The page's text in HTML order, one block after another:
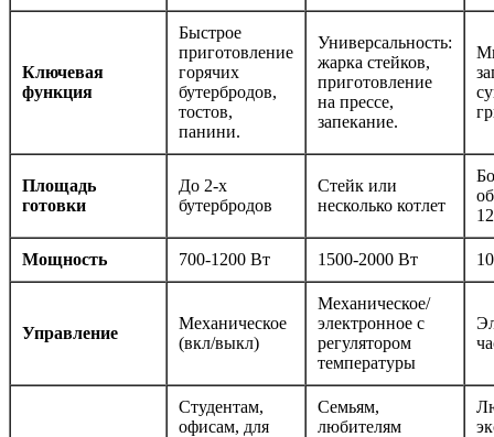
Ключевая
функция
Быстрое
приготовление
горячих
бутербродов,
тостов,
панини.
Универсальность:
жарка стейков,
приготовление
на прессе,
запекание.
Площадь
готовки
До 2-х
бутербродов
Стейк или
несколько котлет
Мощность 700-1200 Вт 1500-2000 Вт
Управление
Механическое
(вкл/выкл)
Механическое/
электронное с
регулятором
температуры
Студентам,
офисам, для
Семьям,
любителям